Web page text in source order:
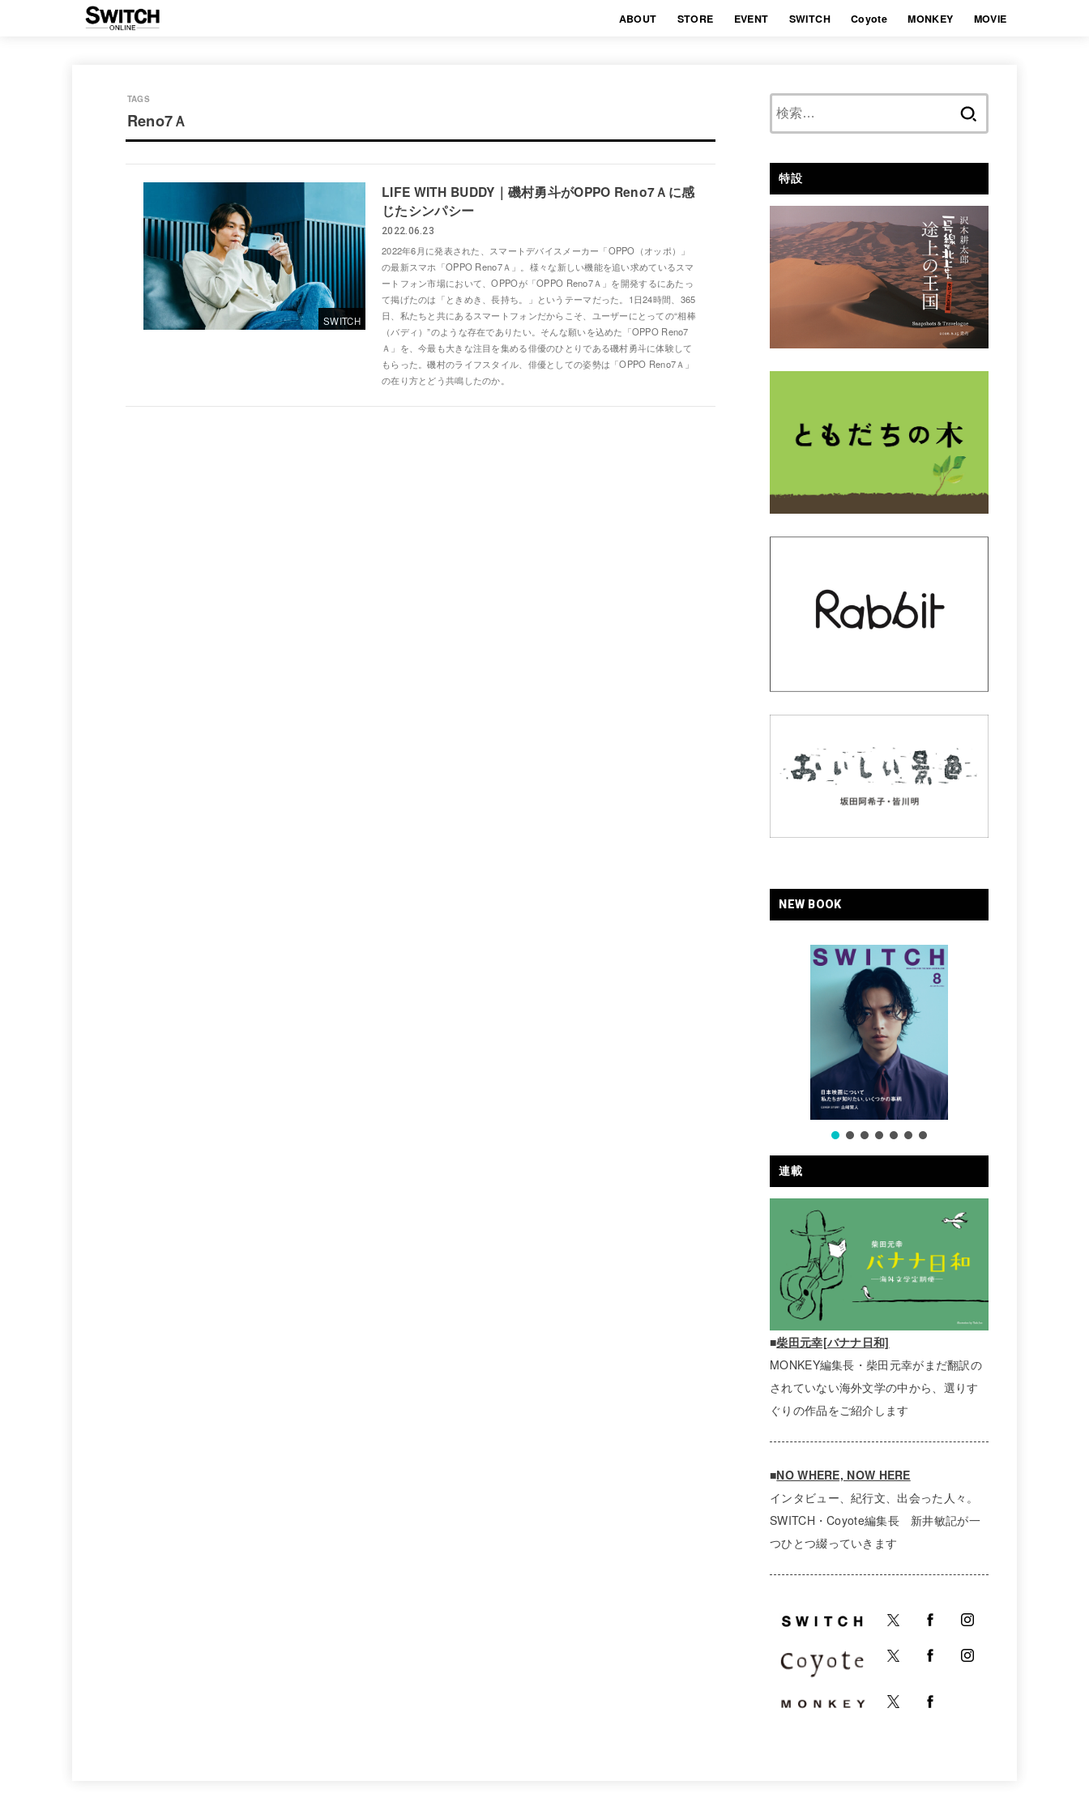
ABOUT STORE EVENT SWITCH Coyote MONKEY MOVIE
Reno7Ａ
SWITCH
LIFE WITH BUDDY｜磯村勇斗がOPPO Reno7Ａに感
じたシンパシー
2022.06.23
2022年6月に発表された、スマートデバイスメーカー「OPPO（オッポ）」
の最新スマホ「OPPO Reno7Ａ」。様々な新しい機能を追い求めているスマ
ートフォン市場において、OPPOが「OPPO Reno7Ａ」を開発するにあたっ
て掲げたのは「ときめき、長持ち。」というテーマだった。1日24時間、365
日、私たちと共にあるスマートフォンだからこそ、ユーザーにとっての“相棒
（バディ）”のような存在でありたい。そんな願いを込めた「OPPO Reno7
Ａ」を、今最も大きな注目を集める俳優のひとりである磯村勇斗に体験して
もらった。磯村のライフスタイル、俳優としての姿勢は「OPPO Reno7Ａ」
の在り方とどう共鳴したのか。
特設
NEW BOOK
連載
■柴田元幸[バナナ日和]
MONKEY編集長・柴田元幸がまだ翻訳の
されていない海外文学の中から、選りす
ぐりの作品をご紹介します
■NO WHERE, NOW HERE
インタビュー、紀行文、出会った人々。
SWITCH・Coyote編集長 新井敏記が一
つひとつ綴っていきます